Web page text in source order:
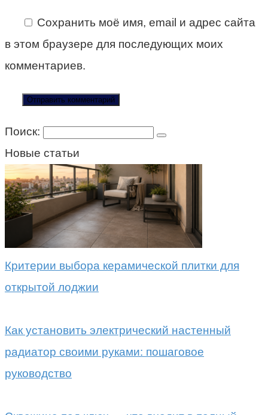
Сохранить моё имя, email и адрес сайта
в этом браузере для последующих моих
комментариев.
Поиск:
Новые статьи
Критерии выбора керамической плитки для
открытой лоджии
Как установить электрический настенный
радиатор своими руками: пошаговое
руководство